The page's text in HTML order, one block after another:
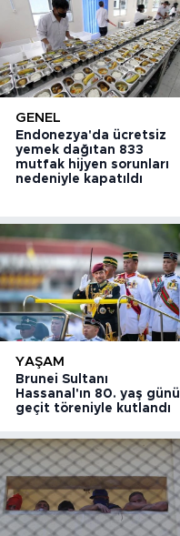
GENEL
Endonezya'da ücretsiz
yemek dağıtan 833
mutfak hijyen sorunları
nedeniyle kapatıldı
YAŞAM
Brunei Sultanı
Hassanal'ın 80. yaş günü
geçit töreniyle kutlandı